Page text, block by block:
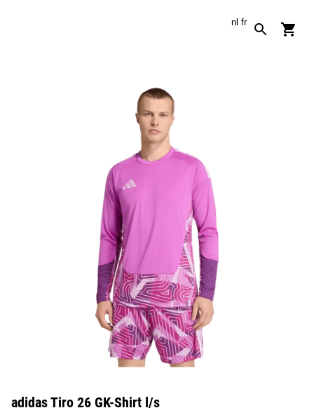
nl fr
adidas Tiro 26 GK-Shirt l/s